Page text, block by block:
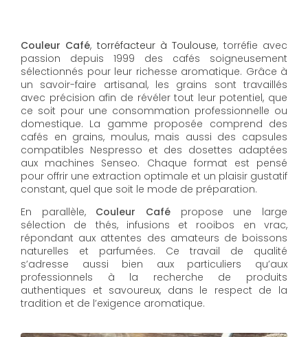
Couleur Café, torréfacteur à Toulouse, torréfie avec
passion depuis 1999 des cafés soigneusement
sélectionnés pour leur richesse aromatique. Grâce à
un savoir-faire artisanal, les grains sont travaillés
avec précision afin de révéler tout leur potentiel, que
ce soit pour une consommation professionnelle ou
domestique. La gamme proposée comprend des
cafés en grains, moulus, mais aussi des capsules
compatibles Nespresso et des dosettes adaptées
aux machines Senseo. Chaque format est pensé
pour offrir une extraction optimale et un plaisir gustatif
constant, quel que soit le mode de préparation.
En parallèle, Couleur Café propose une large
sélection de thés, infusions et rooibos en vrac,
répondant aux attentes des amateurs de boissons
naturelles et parfumées. Ce travail de qualité
s’adresse aussi bien aux particuliers qu’aux
professionnels à la recherche de produits
authentiques et savoureux, dans le respect de la
tradition et de l’exigence aromatique.